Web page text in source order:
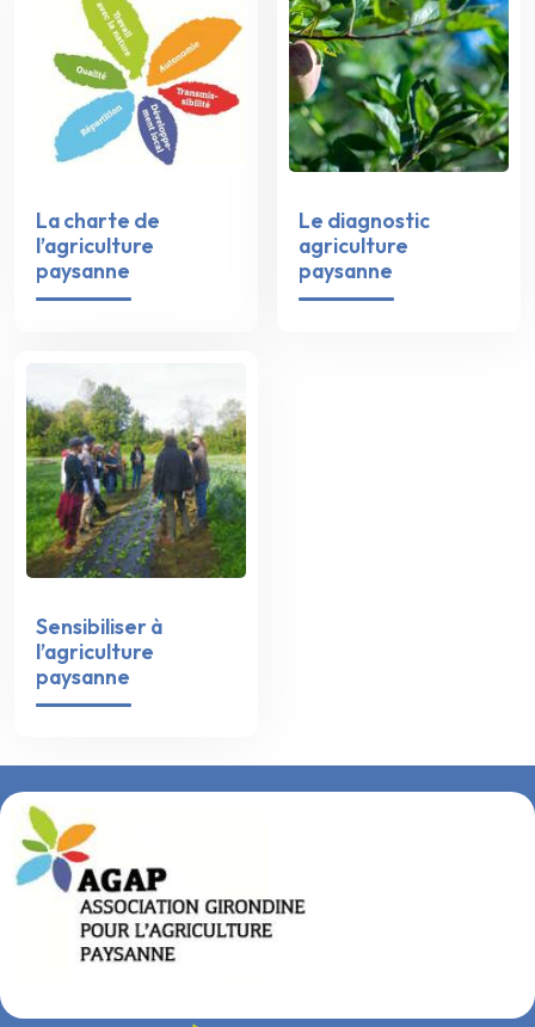
La charte de
l’agriculture
paysanne
Le diagnostic
agriculture
paysanne
Sensibiliser à
l’agriculture
paysanne